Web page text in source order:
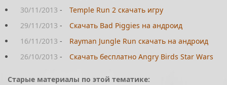
30/11/2013 -
Temple Run 2 скачать игру
29/11/2013 -
Скачать Bad Piggies на андроид
16/11/2013 -
Rayman Jungle Run скачать на андроид
26/10/2013 - Скачать бесплатно Angry Birds Star Wars
Старые материалы по этой тематике: